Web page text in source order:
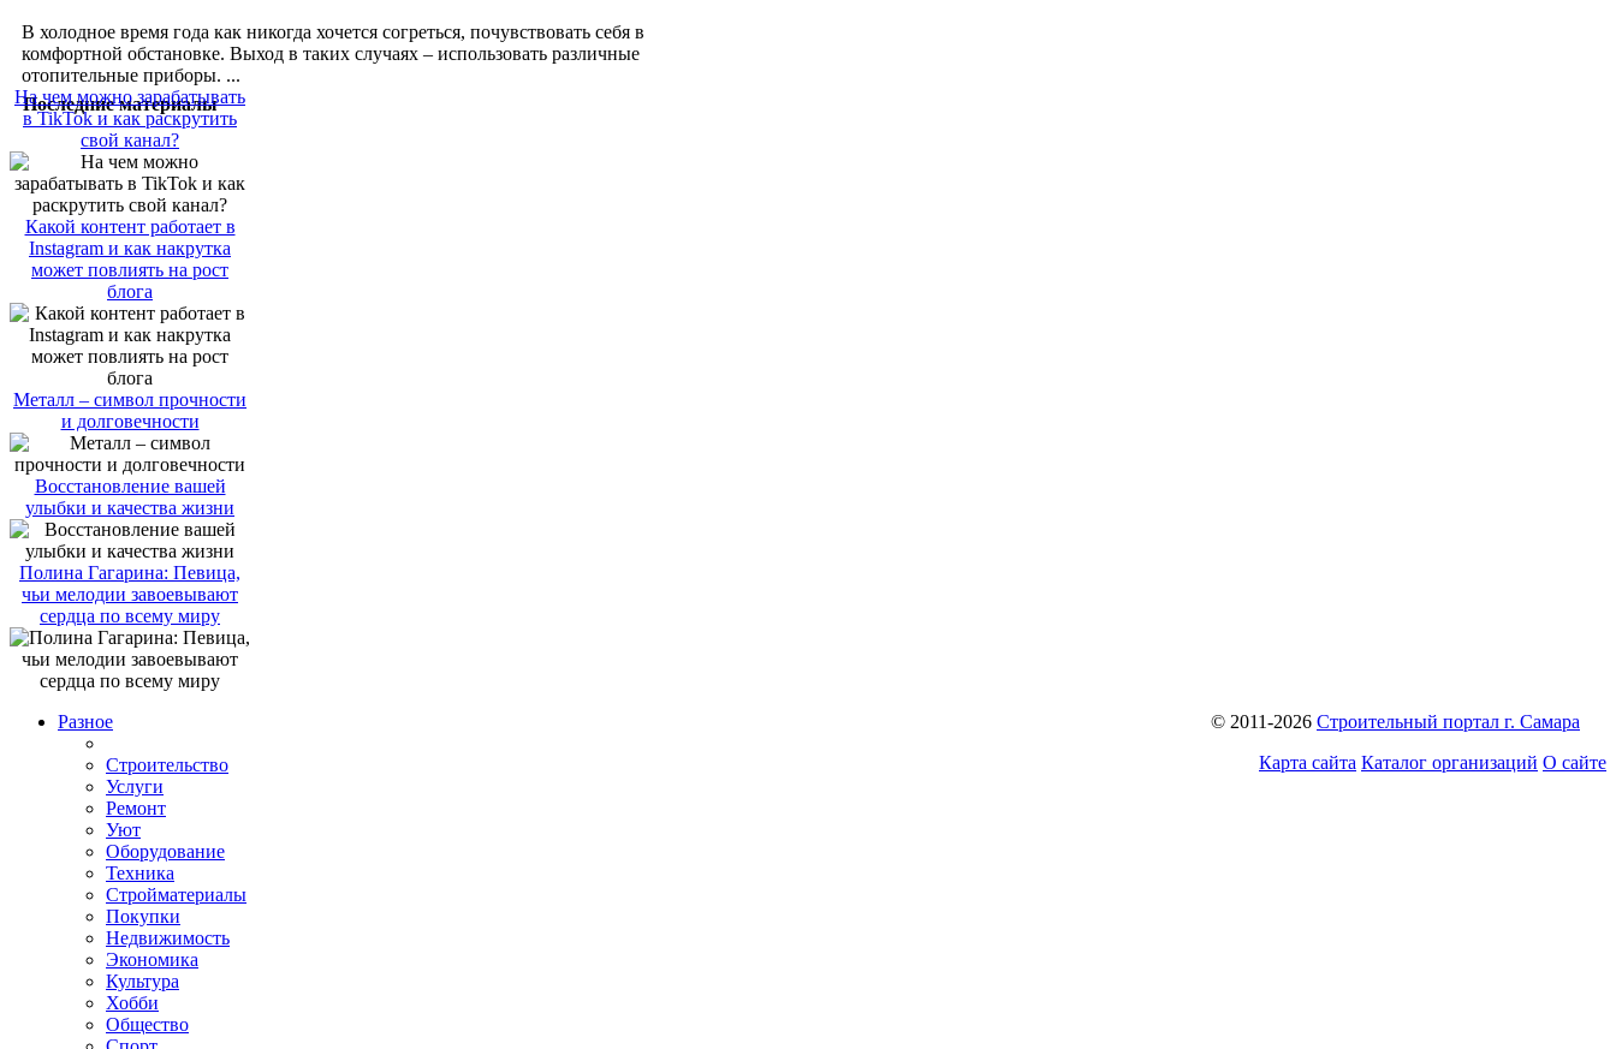
В холодное время года как никогда хочется согреться, почувствовать себя в
комфортной обстановке. Выход в таких случаях – использовать различные
отопительные приборы. ...
Последние материалы
На чем можно зарабатывать
в TikTok и как раскрутить
свой канал?
Какой контент работает в
Instagram и как накрутка
может повлиять на рост
блога
Металл – символ прочности
и долговечности
Восстановление вашей
улыбки и качества жизни
Полина Гагарина: Певица,
чьи мелодии завоевывают
сердца по всему миру
© 2011-2026 Строительный портал г. Самара
Карта сайта Каталог организаций О сайте
Разное
Строительство
Услуги
Ремонт
Уют
Оборудование
Техника
Стройматериалы
Покупки
Недвижимость
Экономика
Культура
Хобби
Общество